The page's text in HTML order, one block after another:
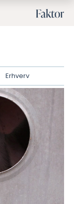
Erhverv